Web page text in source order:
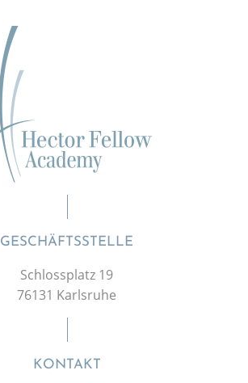
GESCHÄFTSSTELLE
Schlossplatz 19
76131 Karlsruhe
KONTAKT